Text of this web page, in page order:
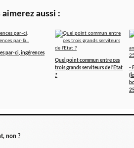
aimerez aussi :
par-ci, ingérences
Quel point commun entre ces
trois grands serviteurs de l'Etat
?
-
non ?